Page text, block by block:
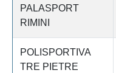
PALASPORT
RIMINI
POLISPORTIVA
TRE PIETRE